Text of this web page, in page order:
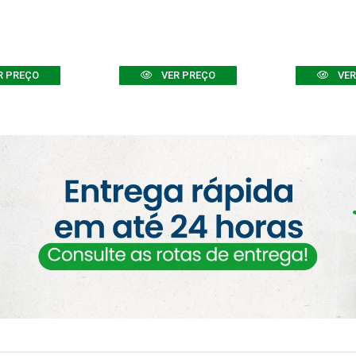
PREÇO VER PREÇO